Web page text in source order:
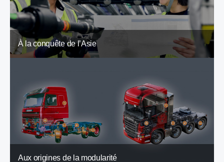
À la conquête de l’Asie
Aux origines de la modularité